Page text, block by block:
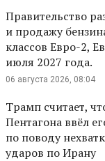
Правительство
и продажу
классов Евро-2,
июля 2027 года.
06 августа 2026, 08:04
Трамп считает,
Пентагона ввёл
по поводу
ударов по Ирану